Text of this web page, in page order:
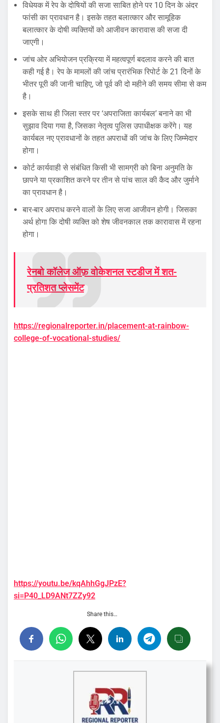
विधेयक में रेप के दोषियों की सजा साबित होने पर 10 दिन के अंदर
फांसी का प्रावधान है। इसके तहत बलात्कार और सामूहिक
बलात्कार के दोषी व्यक्तियों को आजीवन कारावास की सजा दी
जाएगी।
जांच ओर अभियोजन प्रक्रिया में महत्वपूर्ण बदलाव करने की बात
कही गई है। रेप के मामलों की जांच प्रारंभिक रिपोर्ट के 21 दिनों के
भीतर पूरी की जानी चाहिए, जो पूर्व की दो महीने की समय सीमा से कम
है।
इसके साथ ही जिला स्तर पर ‘अपराजिता कार्यबल’ बनाने का भी
सुझाव दिया गया है, जिसका नेतृत्व पुलिस उपाधीक्षक करेंगे। यह
कार्यबल नए प्रावधानों के तहत अपराधों की जांच के लिए जिम्मेदार
होगा।
कोर्ट कार्यवाही से संबंधित किसी भी सामग्री को बिना अनुमति के
छापने या प्रकाशित करने पर तीन से पांच साल की कैद और जुर्माने
का प्रावधान है।
बार-बार अपराध करने वालों के लिए सजा आजीवन होगी। जिसका
अर्थ होगा कि दोषी व्यक्ति को शेष जीवनकाल तक कारावास में रहना
होगा।
रेनबो कॉलेज ऑफ़ वोकेशनल स्टडीज में शत-
प्रतिशत प्लेसमेंट
https://regionalreporter.in/placement-at-rainbow-
college-of-vocational-studies/
https://youtu.be/kqAhhGgJPzE?
si=P40_LD9ANt7ZZy92
Share this…